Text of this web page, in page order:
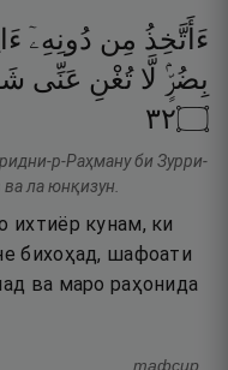
ءَأَتَّخِذُ مِن دُونِهِۦٓ
بِضُرٍّۢ لَّا تُغْنِ عَنِّى
۝٢٣
р-Раҳману би Зурри-
ла юнқизун.
ихтиёр кунам, ки
бихоҳад, шафоати
ва маро раҳонида
тафсир